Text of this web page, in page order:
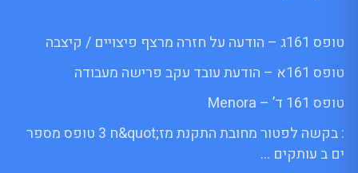
טופס 161ג – הודעה על חזרה מרצף פיצויים / קיצבה
טופס 161א – הודעת עובד עקב פרישה מעבודה
טופס 161 ד’ – Menora
: בקשה לפטור מחובת התקנת מז;quot&ח 3 טופס מספר
ים ב עותקים …